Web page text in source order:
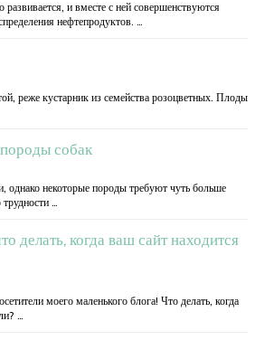
развивается, и вместе с ней совершенствуются
нефтепродуктов. …
реже кустарник из семейства розоцветных. Плоды
собак
некоторые породы требуют чуть больше
…
делать, когда ваш сайт находится
моего маленького блога! Что делать, когда
…